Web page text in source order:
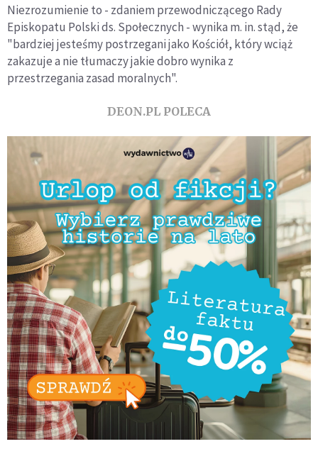
Niezrozumienie to - zdaniem przewodniczącego Rady
Episkopatu Polski ds. Społecznych - wynika m. in. stąd, że
"bardziej jesteśmy postrzegani jako Kościół, który wciąż
zakazuje a nie tłumaczy jakie dobro wynika z
przestrzegania zasad moralnych".
DEON.PL POLECA